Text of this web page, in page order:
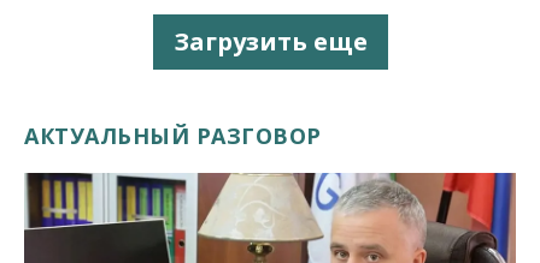
Загрузить еще
АКТУАЛЬНЫЙ РАЗГОВОР